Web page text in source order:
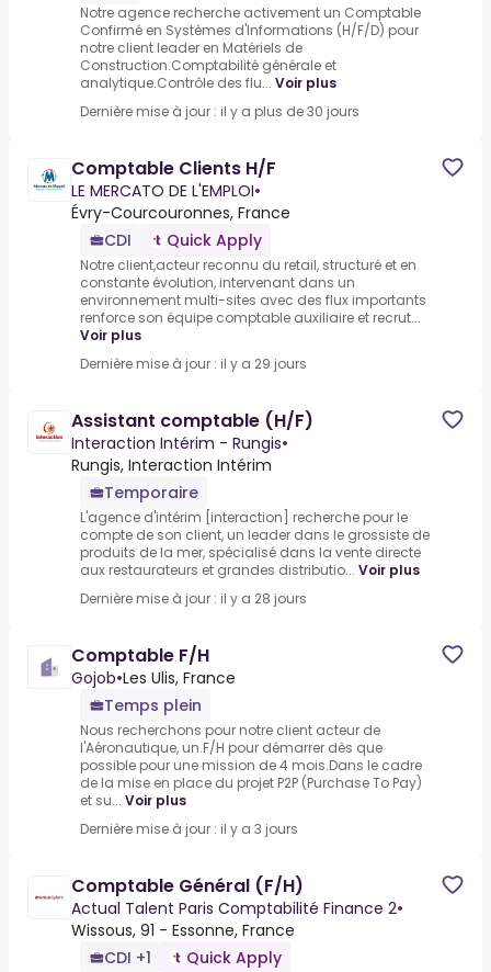
Notre agence recherche activement un Comptable
Confirmé en Systèmes d'Informations (H/F/D) pour
notre client leader en Matériels de
Construction.Comptabilité générale et
analytique.Contrôle des flu... Voir plus
Dernière mise à jour : il y a plus de 30 jours
Comptable Clients H/F
LE MERCATO DE L'EMPLOI•
Évry-Courcouronnes, France
CDI
Quick Apply
Notre client,acteur reconnu du retail, structuré et en
constante évolution, intervenant dans un
environnement multi-sites avec des flux importants
renforce son équipe comptable auxiliaire et recrut...
Voir plus
Dernière mise à jour : il y a 29 jours
Assistant comptable (H/F)
Interaction Intérim - Rungis•
Rungis, Interaction Intérim
Temporaire
L'agence d'intérim [interaction] recherche pour le
compte de son client, un leader dans le grossiste de
produits de la mer, spécialisé dans la vente directe
aux restaurateurs et grandes distributio... Voir plus
Dernière mise à jour : il y a 28 jours
Comptable F/H
Gojob•Les Ulis, France
Temps plein
Nous recherchons pour notre client acteur de
l'Aéronautique, un.F/H pour démarrer dès que
possible pour une mission de 4 mois.Dans le cadre
de la mise en place du projet P2P (Purchase To Pay)
et su... Voir plus
Dernière mise à jour : il y a 3 jours
Comptable Général (F/H)
Actual Talent Paris Comptabilité Finance 2•
Wissous, 91 - Essonne, France
CDI +1
Quick Apply